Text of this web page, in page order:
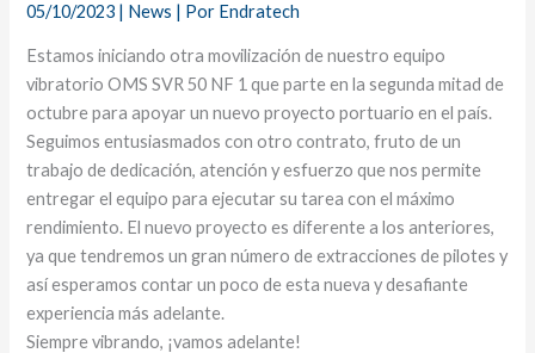
05/10/2023 | News | Por Endratech
Estamos iniciando otra movilización de nuestro equipo
vibratorio OMS SVR 50 NF 1 que parte en la segunda mitad de
octubre para apoyar un nuevo proyecto portuario en el país.
Seguimos entusiasmados con otro contrato, fruto de un
trabajo de dedicación, atención y esfuerzo que nos permite
entregar el equipo para ejecutar su tarea con el máximo
rendimiento. El nuevo proyecto es diferente a los anteriores,
ya que tendremos un gran número de extracciones de pilotes y
así esperamos contar un poco de esta nueva y desafiante
experiencia más adelante.
Siempre vibrando, ¡vamos adelante!